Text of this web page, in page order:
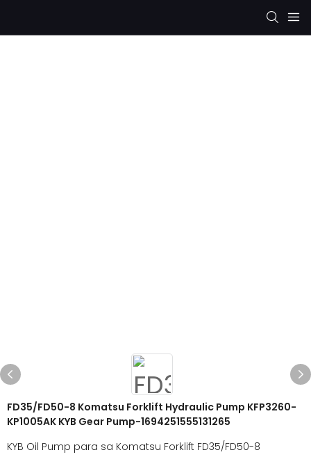
FD35/FD50-8 Komatsu Forklift Hydraulic Pump KFP3260-
KP1005AK KYB Gear Pump-1694251555131265
KYB Oil Pump para sa Komatsu Forklift FD35/FD50-8